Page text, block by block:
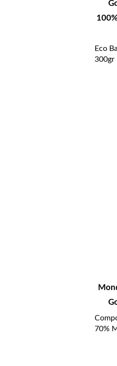
Eco
300gr
70%